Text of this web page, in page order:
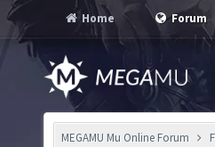
Home Forum
MEGAMU Mu Online Forum